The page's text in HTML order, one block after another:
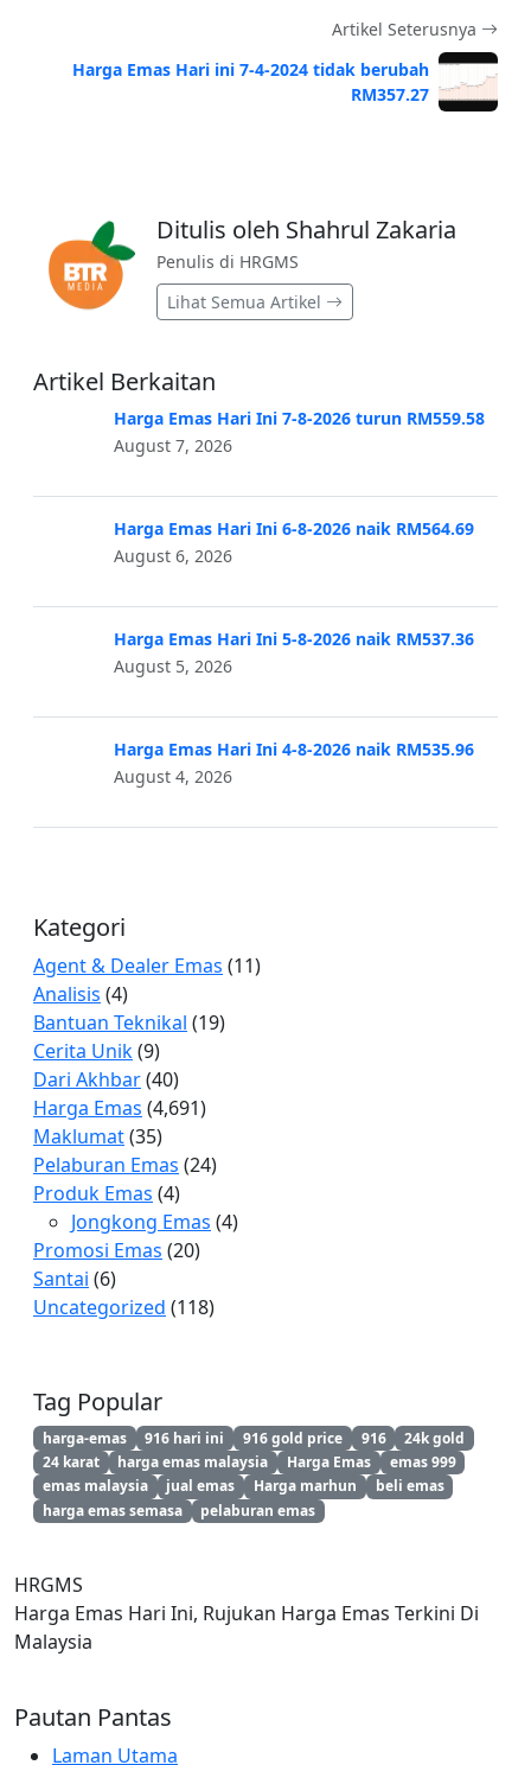
Artikel Seterusnya
Harga Emas Hari ini 7-4-2024 tidak berubah
RM357.27
Ditulis oleh Shahrul Zakaria
Penulis di HRGMS
Lihat Semua Artikel
Artikel Berkaitan
Harga Emas Hari Ini 7-8-2026 turun RM559.58
August 7, 2026
Harga Emas Hari Ini 6-8-2026 naik RM564.69
August 6, 2026
Harga Emas Hari Ini 5-8-2026 naik RM537.36
August 5, 2026
Harga Emas Hari Ini 4-8-2026 naik RM535.96
August 4, 2026
Kategori
Agent & Dealer Emas (11)
Analisis (4)
Bantuan Teknikal (19)
Cerita Unik(9)
Dari Akhbar(40)
Harga Emas (4,691)
Maklumat(35)
Pelaburan Emas (24)
Produk Emas (4)
Jongkong Emas (4)
Promosi Emas (20)
Santai (6)
Uncategorized (118)
Tag Popular
harga-emas 916 hari ini 916 gold price 916
24k gold
24 karat
harga emas malaysia Harga Emas
emas 999
emas malaysia
jual emas Harga marhun
beli emas
harga emas semasa
pelaburan emas
HRGMS
Harga Emas Hari Ini, Rujukan Harga Emas Terkini Di
Malaysia
Pautan Pantas
Laman Utama